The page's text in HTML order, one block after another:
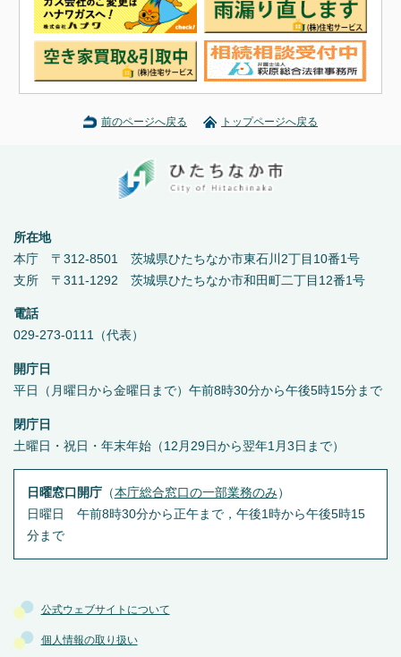
前のページへ戻る トップページへ戻る
公式ウェブサイトについて
個人情報の取り扱い
所在地
本庁 〒312-8501 茨城県ひたちなか市東石川2丁目10番1号
支所 〒311-1292 茨城県ひたちなか市和田町二丁目12番1号
電話
029-273-0111（代表）
開庁日
平日（月曜日から金曜日まで）午前8時30分から午後5時15分まで
閉庁日
土曜日・祝日・年末年始（12月29日から翌年1月3日まで）
日曜窓口開庁（本庁総合窓口の一部業務のみ ）
日曜日 午前8時30分から正午まで，午後1時から午後5時15
分まで